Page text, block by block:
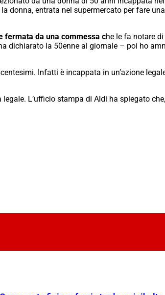
donna, entrata nel supermercato per fare
fermata da una commessa che le fa notare di
dichiarato la 50enne al giornale – poi ho
Infatti è incappata in un’azione
L’ufficio stampa di Aldi ha spiegato